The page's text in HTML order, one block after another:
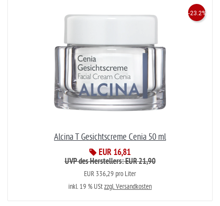
Alcina T Gesichtscreme Cenia 50 ml
EUR 16,81
-23.2%
UVP des Herstellers: EUR 21,90
EUR 336,29 pro Liter
inkl. 19 % UStzzgl. Versandkosten